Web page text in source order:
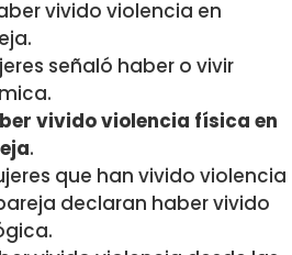
vivido violencia en
señaló haber o vivir
vivido violencia física en
.
que han vivido violencia
declaran haber vivido